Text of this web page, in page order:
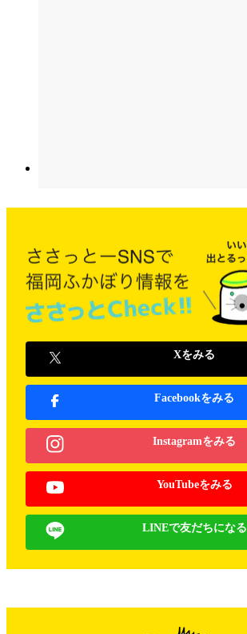
Xをみる
Facebookをみる
Instagramをみる
YouTubeをみる
LINEで友だちになる